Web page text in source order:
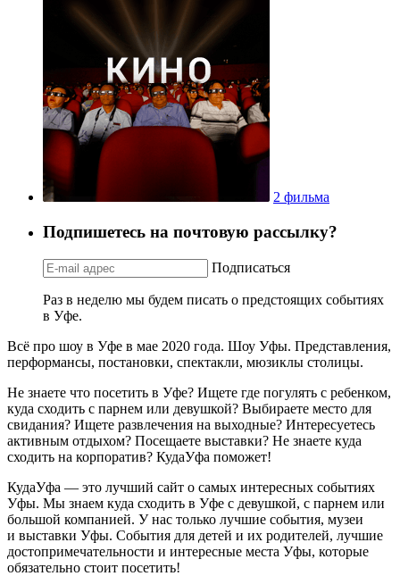
2 фильма
Подпишетесь на почтовую рассылку?
Подписаться
Раз в неделю мы будем писать о предстоящих событиях
в Уфе.
Всё про шоу в Уфе в мае 2020 года. Шоу Уфы. Представления,
перформансы, постановки, спектакли, мюзиклы столицы.
Не знаете что посетить в Уфе? Ищете где погулять с ребенком,
куда сходить с парнем или девушкой? Выбираете место для
свидания? Ищете развлечения на выходные? Интересуетесь
активным отдыхом? Посещаете выставки? Не знаете куда
сходить на корпоратив? КудаУфа поможет!
КудаУфа — это лучший сайт о самых интересных событиях
Уфы. Мы знаем куда сходить в Уфе с девушкой, с парнем или
большой компанией. У нас только лучшие события, музеи
и выставки Уфы. События для детей и их родителей, лучшие
достопримечательности и интересные места Уфы, которые
обязательно стоит посетить!